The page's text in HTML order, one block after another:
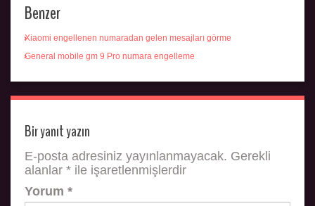
Benzer
Xiaomi engellenen numaradan gelen mesajları görme
General mobile gm 9 Pro numara engelleme
Bir yanıt yazın
E-posta adresiniz yayınlanmayacak. Gerekli
alanlar * ile işaretlenmişlerdir
Yorum *